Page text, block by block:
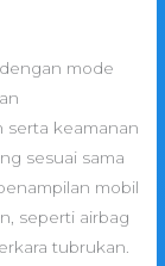
mode
serta keamanan
sesuai sama
mobil
seperti airbag
tubrukan.